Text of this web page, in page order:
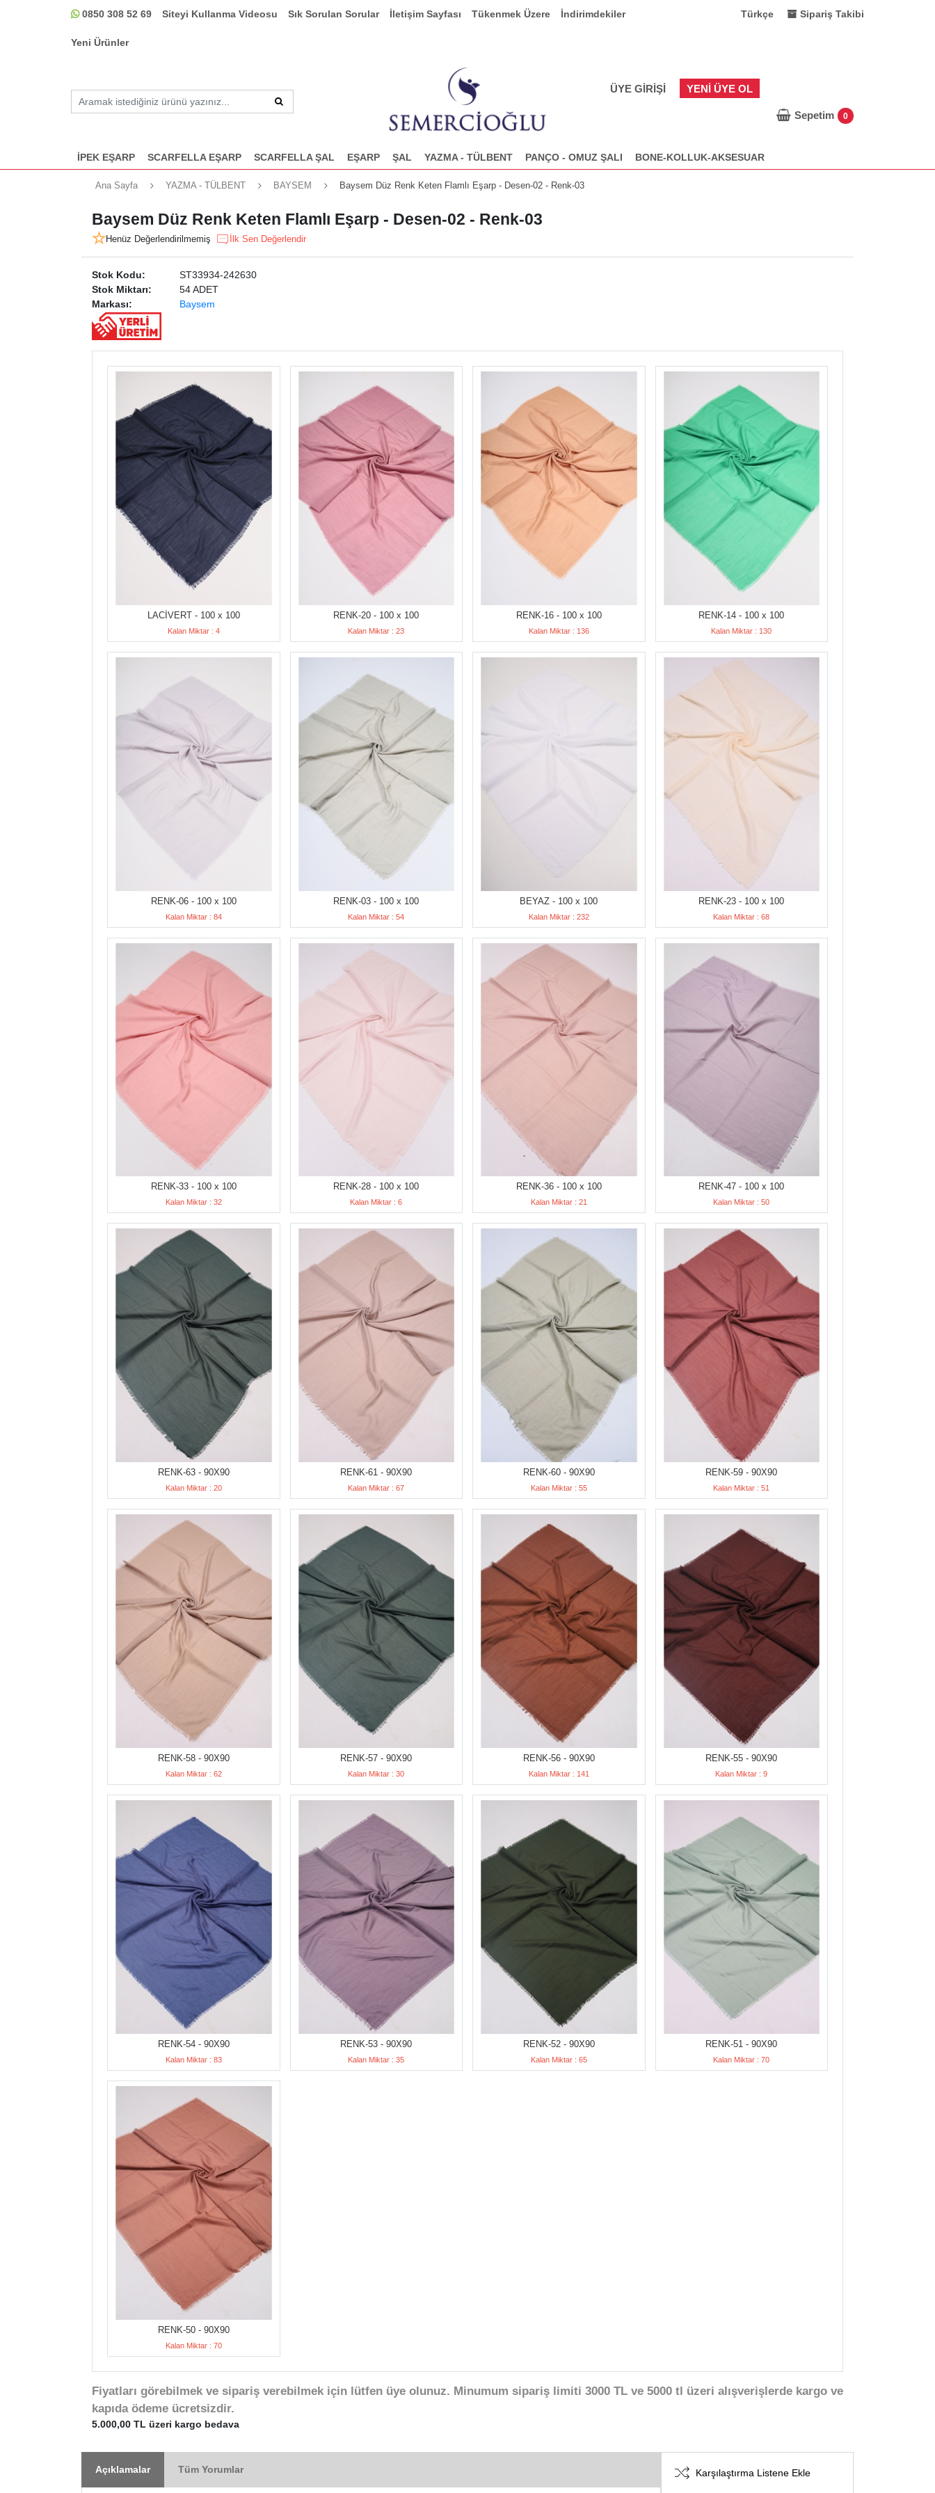
0850 308 52 69 Siteyi Kullanma Videosu Sık Sorulan Sorular İletişim Sayfası Tükenmek Üzere İndirimdekiler
Yeni Ürünler
Sipariş Takibi
Türkçe
ÜYE GIRIŞI YENI ÜYE OL
Sepetim 0
İPEK EŞARP SCARFELLA EŞARP SCARFELLA ŞAL EŞARP ŞAL YAZMA - TÜLBENT PANÇO - OMUZ ŞALI BONE-KOLLUK-AKSESUAR
Ana Sayfa YAZMA - TÜLBENT BAYSEM Baysem Düz Renk Keten Flamlı Eşarp - Desen-02 - Renk-03
Baysem Düz Renk Keten Flamlı Eşarp - Desen-02 - Renk-03
Henüz Değerlendirilmemiş İlk Sen Değerlendir
Stok Kodu:
ST33934-242630
Stok Miktarı:
54 ADET
Markası:
Baysem
LACİVERT - 100 x 100
Kalan Miktar : 4
RENK-20 - 100 x 100
Kalan Miktar : 23
RENK-16 - 100 x 100
Kalan Miktar : 136
RENK-14 - 100 x 100
Kalan Miktar : 130
RENK-06 - 100 x 100
Kalan Miktar : 84
RENK-03 - 100 x 100
Kalan Miktar : 54
BEYAZ - 100 x 100
Kalan Miktar : 232
RENK-23 - 100 x 100
Kalan Miktar : 68
RENK-33 - 100 x 100
Kalan Miktar : 32
RENK-28 - 100 x 100
Kalan Miktar : 6
RENK-36 - 100 x 100
Kalan Miktar : 21
RENK-47 - 100 x 100
Kalan Miktar : 50
RENK-63 - 90X90
Kalan Miktar : 20
RENK-61 - 90X90
Kalan Miktar : 67
RENK-60 - 90X90
Kalan Miktar : 55
RENK-59 - 90X90
Kalan Miktar : 51
RENK-58 - 90X90
Kalan Miktar : 62
RENK-57 - 90X90
Kalan Miktar : 30
RENK-56 - 90X90
Kalan Miktar : 141
RENK-55 - 90X90
Kalan Miktar : 9
RENK-54 - 90X90
Kalan Miktar : 83
RENK-53 - 90X90
Kalan Miktar : 35
RENK-52 - 90X90
Kalan Miktar : 65
RENK-51 - 90X90
Kalan Miktar : 70
RENK-50 - 90X90
Kalan Miktar : 70
Fiyatları görebilmek ve sipariş verebilmek için lütfen üye olunuz. Minumum sipariş limiti 3000 TL ve 5000 tl üzeri alışverişlerde kargo ve
kapıda ödeme ücretsizdir.
5.000,00 TL üzeri kargo bedava
Açıklamalar Tüm Yorumlar Karşılaştırma Listene Ekle